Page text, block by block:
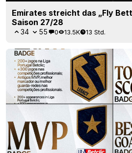
Emirates streicht das „Fly
Saison 27/28
34 55 0 13.5K 13 Std.